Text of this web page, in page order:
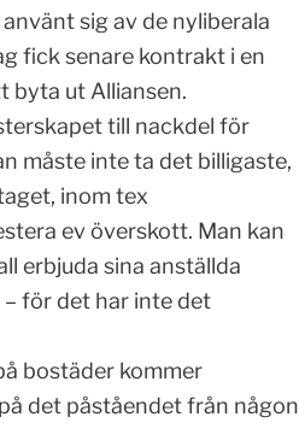
sig av de nyliberala
fick senare kontrakt i en
byta ut Alliansen.
till nackdel för
måste inte ta det billigaste,
inom tex
ev överskott. Man kan
erbjuda sina anställda
för det har inte det
bostäder kommer
det påståendet från någon